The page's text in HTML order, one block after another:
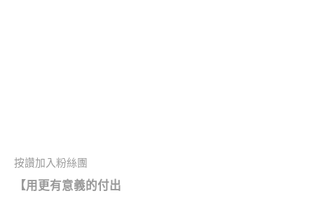
按讚加入粉絲團
【用更有意義的付出